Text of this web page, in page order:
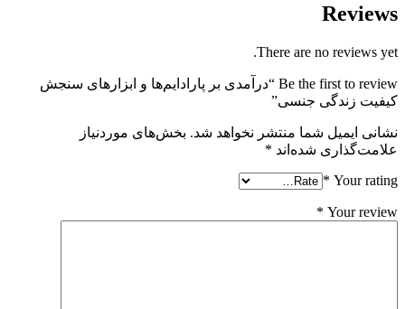
Reviews
There are no reviews yet.
Be the first to review “درآمدی بر پارادايم‌ها و ابزارهای سنجش
كيفيت زندگی جنسی”
نشانی ایمیل شما منتشر نخواهد شد. بخش‌های موردنیاز
علامت‌گذاری شده‌اند *
Your rating
*
Your review
*